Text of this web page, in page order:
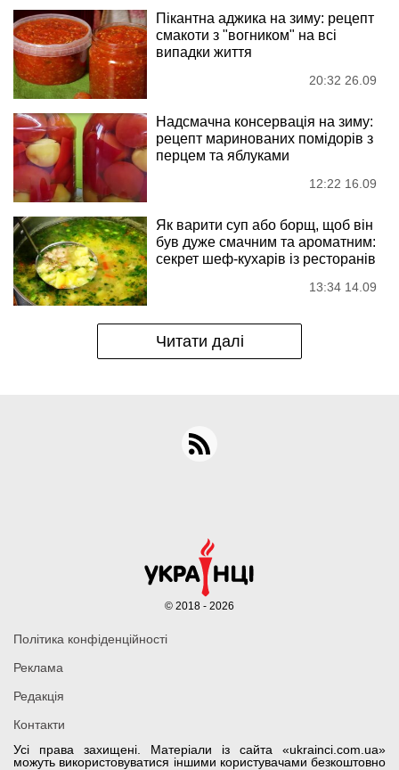
Пікантна аджика на зиму: рецепт
смакоти з "вогником" на всі
випадки життя
20:32 26.09
Надсмачна консервація на зиму:
рецепт маринованих помідорів з
перцем та яблуками
12:22 16.09
Як варити суп або борщ, щоб він
був дуже смачним та ароматним:
секрет шеф-кухарів із ресторанів
13:34 14.09
Читати далі
Усі права захищені. Матеріали із сайта «ukrainci.com.ua»
можуть використовуватися іншими користувачами безкоштовно
Політика конфіденційності
Реклама
Редакція
Контакти
© 2018 - 2026